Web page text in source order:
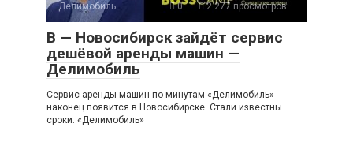
Делимобиль 0 2 277 просмотров
В — Новосибирск зайдёт сервис
дешёвой аренды машин —
Делимобиль
Сервис аренды машин по минутам «Делимобиль»
наконец появится в Новосибирске. Стали известны
сроки. «Делимобиль»